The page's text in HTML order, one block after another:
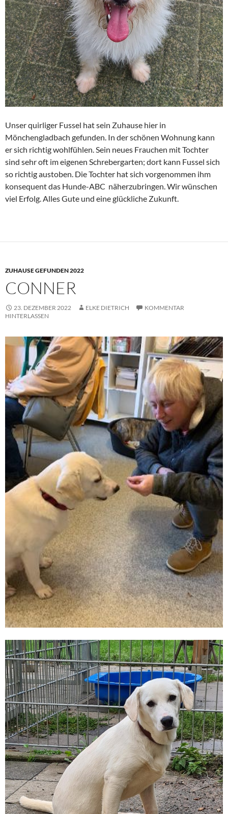
Unser quirliger Fussel hat sein Zuhause hier in
Mönchengladbach gefunden. In der schönen Wohnung kann
er sich richtig wohlfühlen. Sein neues Frauchen mit Tochter
sind sehr oft im eigenen Schrebergarten; dort kann Fussel sich
so richtig austoben. Die Tochter hat sich vorgenommen ihm
konsequent das Hunde-ABC näherzubringen. Wir wünschen
viel Erfolg. Alles Gute und eine glückliche Zukunft.
ZUHAUSE GEFUNDEN 2022
CONNER
23. DEZEMBER 2022 ELKE DIETRICH
KOMMENTAR
HINTERLASSEN